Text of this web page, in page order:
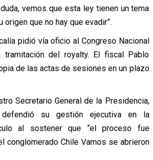
vemos que esta ley tienen un tema
que no hay que evadir”.
pidió vía oficio al Congreso Nacional
del royalty. El fiscal Pablo
de las actas de sesiones en un plazo
Secretario General de la Presidencia,
defendió su gestión ejecutiva en la
al sostener que “el proceso fue
conglomerado Chile Vamos se abrieron